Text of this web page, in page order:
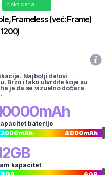
niska cena
Frameless(već:Frame)
1200)
Najbolji delovi
Brzo i lako utvrdite koje su
je da se vizuelno dočara
mAh
baterije
2000mAh 4000mAh
GB
kapacitet